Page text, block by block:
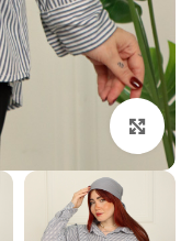
بزرگنمایی تصویر